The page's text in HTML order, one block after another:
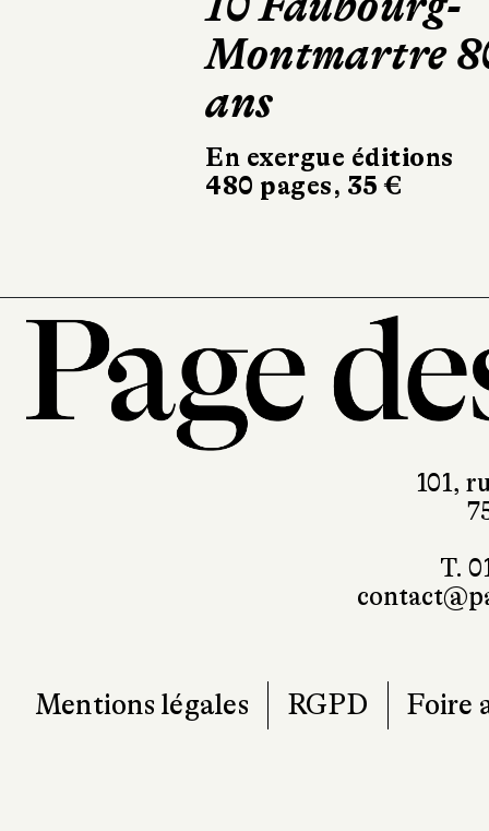
Montmartre
ans
En exergue éditions
480 pages, 35 €
fois
Robert Laffont
101,
T.
Mentions légales RGPD Foire